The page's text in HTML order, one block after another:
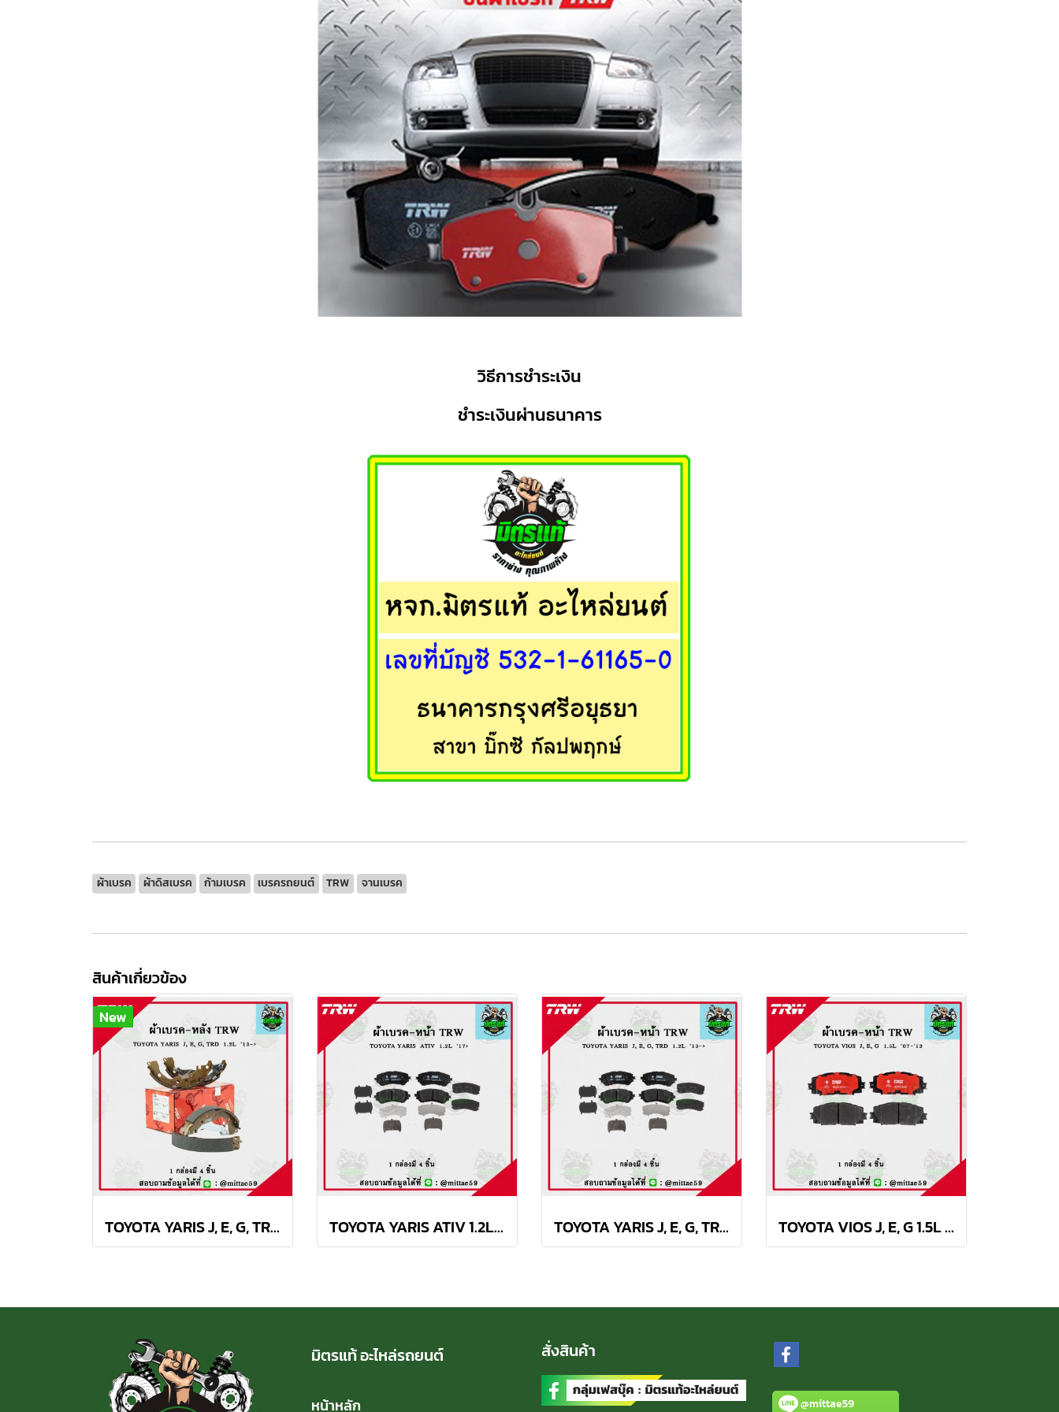
วิธีการชำระเงิน
ชำระเงินผ่านธนาคาร
ผ้าเบรค ผ้าดิสเบรค ก้ามเบรค เบรครถยนต์ TRW จานเบรค
สินค้าเกี่ยวข้อง
New
TOYOTA YARIS J, E, G, TRD 1.2L ปี 2013 TRW ก้ามเบรค (หลัง) TOYOTA YARIS ATIV 1.2L ปี 2013 ขึ้นไป TRW ผ้าเบรค (หน้า) TOYOTA YARIS J, E, G, TRD 1.2L ปี 2013 TRW ผ้าเบรค (หน้า) TOYOTA VIOS J, E, G 1.5L ปี 07-13 TRW ผ้าเบรค (หน้า)
มิตรแท้ อะไหล่รถยนต์
หน้าหลัก
สั่งสินค้า
@mittae59